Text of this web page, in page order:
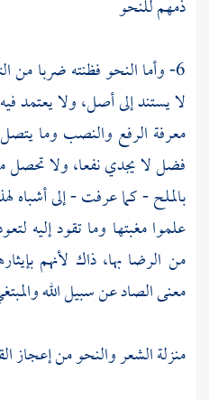
ذمهم للنحو
6- وأما النحو فظنته ضربا من
لا يستند إلى أصل، ولا يعتمد
معرفة الرفع والنصب وما يتصل
فضل لا يجدي نفعا، ولا تحصل
بالملح - كما عرفت - إلى أشباه
علموا مغبتها وما تقود إليه
من الرضا بها، ذاك لأنهم
معنى الصاد عن سبيل الله
منزلة الشعر والنحو من إعجاز